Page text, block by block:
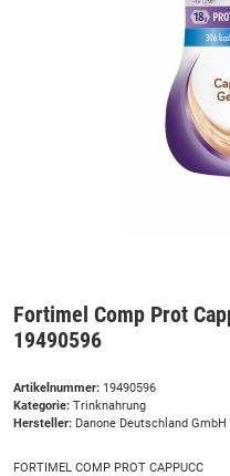
Fortimel Comp Prot
19490596
Artikelnummer: 19490596
Kategorie: Trinknahrung
Hersteller: Danone Deutschland GmbH
FORTIMEL COMP PROT CAPPUCC